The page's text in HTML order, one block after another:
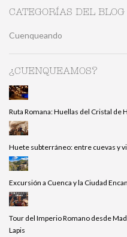
CATEGORÍAS DEL BLOG
Cuenqueando
¿CUENQUEAMOS?
Ruta Romana: Huellas del Cristal de
Huete subterráneo: entre cuevas y
Excursión a Cuenca y la Ciudad
Tour del Imperio Romano desde
Lapis